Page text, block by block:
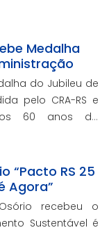
Medalha
do Jubileu de
pelo CRA-RS e
60 anos da
“Pacto RS 25
Agora”
recebeu o
Sustentável é